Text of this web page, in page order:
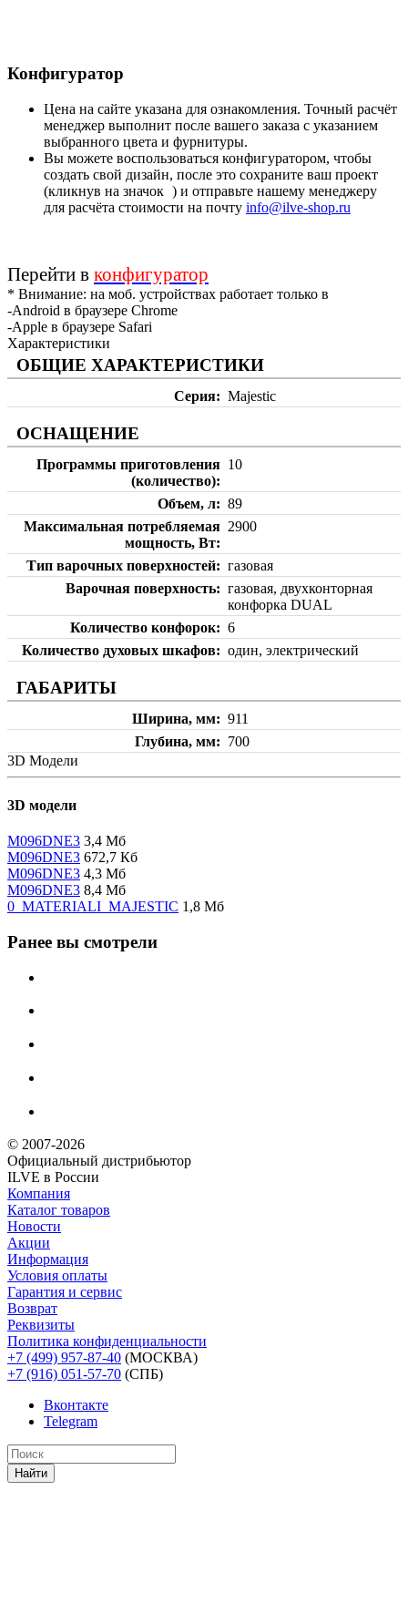
Конфигуратор
Цена на сайте указана для ознакомления. Точный расчёт
менеджер выполнит после вашего заказа с указанием
выбранного цвета и фурнитуры.
Вы можете воспользоваться конфигуратором, чтобы
создать свой дизайн, после это сохраните ваш проект
(кликнув на значок ) и отправьте нашему менеджеру
для расчёта стоимости на почту info@ilve-shop.ru
Перейти в конфигуратор
* Внимание: на моб. устройствах работает только в
-Android в браузере Chrome
-Apple в браузере Safari
Характеристики
ОБЩИЕ ХАРАКТЕРИСТИКИ
Серия Majestic
ОСНАЩЕНИЕ
Программы приготовления
(количество)
10
Объем, л
89
Максимальная потребляемая
мощность, Вт
2900
Тип варочных поверхностей
газовая
Варочная поверхность
газовая, двухконторная
конфорка DUAL
Количество конфорок
6
Количество духовых шкафов
один, электрический
ГАБАРИТЫ
Ширина, мм
911
Глубина, мм
700
3D Модели
3D модели
M096DNE3 3,4 Мб
M096DNE3 672,7 Кб
M096DNE3 4,3 Мб
M096DNE3 8,4 Мб
0_MATERIALI_MAJESTIC 1,8 Мб
Ранее вы смотрели
© 2007-2026
Официальный дистрибьютoр
ILVE в России
Компания
Каталог товаров
Новости
Акции
Информация
Условия оплаты
Гарантия и сервис
Возврат
Реквизиты
Политика конфиденциальности
+7 (499) 957-87-40 (МОСКВА)
+7 (916) 051-57-70 (СПБ)
Вконтакте
Telegram
Найти